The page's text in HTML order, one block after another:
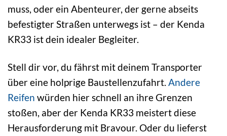
muss, oder ein Abenteurer, der gerne abseits
befestigter Straßen unterwegs ist – der Kenda
KR33 ist dein idealer Begleiter.
Stell dir vor, du fährst mit deinem Transporter
über eine holprige Baustellenzufahrt. Andere
Reifen würden hier schnell an ihre Grenzen
stoßen, aber der Kenda KR33 meistert diese
Herausforderung mit Bravour. Oder du lieferst